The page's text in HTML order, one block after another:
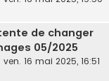
de changer
05/2025
ven. 16 mai 2025, 16:51